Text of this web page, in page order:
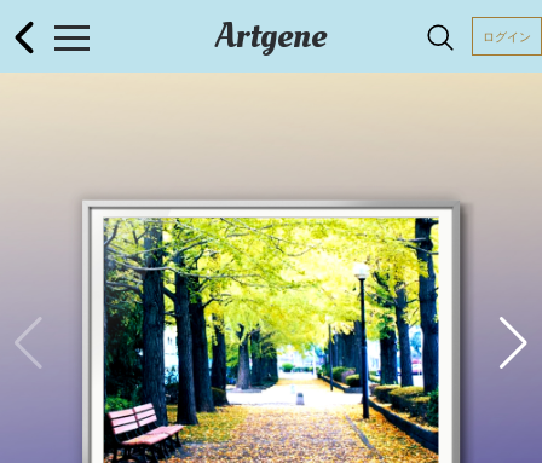
Artgene ログイン